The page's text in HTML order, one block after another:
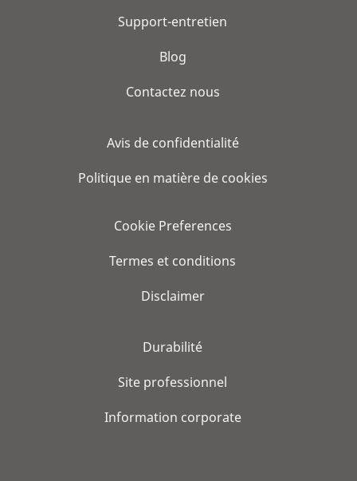
Support-entretien
Blog
Contactez nous
Avis de confidentialité
Politique en matière de cookies
Cookie Preferences
Termes et conditions
Disclaimer
Durabilité
Site professionnel
Information corporate